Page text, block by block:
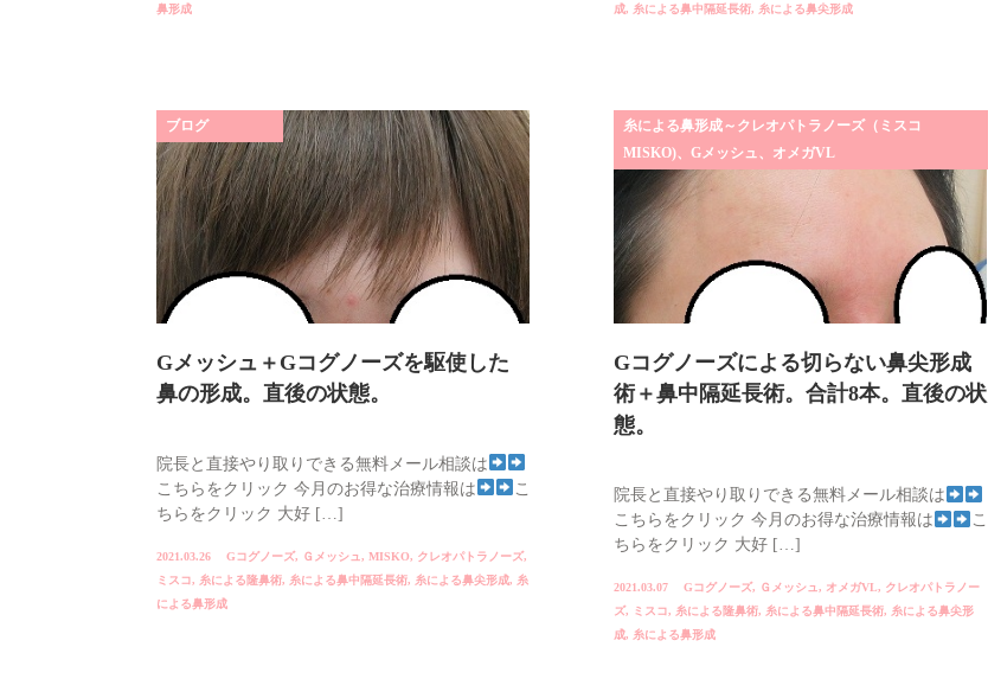
鼻形成
成, 糸による鼻中隔延長術, 糸による鼻尖形成
ブログ
Gメッシュ＋Gコグノーズを駆使した
鼻の形成。直後の状態。
院長と直接やり取りできる無料メール相談は
こちらをクリック 今月のお得な治療情報は
こ
ちらをクリック 大好 […]
2021.03.26 Gコグノーズ, Ｇメッシュ , MISKO, クレオパトラノーズ,
ミスコ, 糸による隆鼻術, 糸による鼻中隔延長術, 糸による鼻尖形成, 糸
による鼻形成
糸による鼻形成～クレオパトラノーズ（ミスコ
MISKO)、Gメッシュ、オメガVL
Gコグノーズによる切らない鼻尖形成
術＋鼻中隔延長術。合計8本。直後の状
態。
院長と直接やり取りできる無料メール相談は
こちらをクリック 今月のお得な治療情報は
こ
ちらをクリック 大好 […]
2021.03.07 Gコグノーズ, Ｇメッシュ, オメガVL, クレオパトラノー
ズ, ミスコ, 糸による隆鼻術, 糸による鼻中隔延長術, 糸による鼻尖形
成, 糸による鼻形成